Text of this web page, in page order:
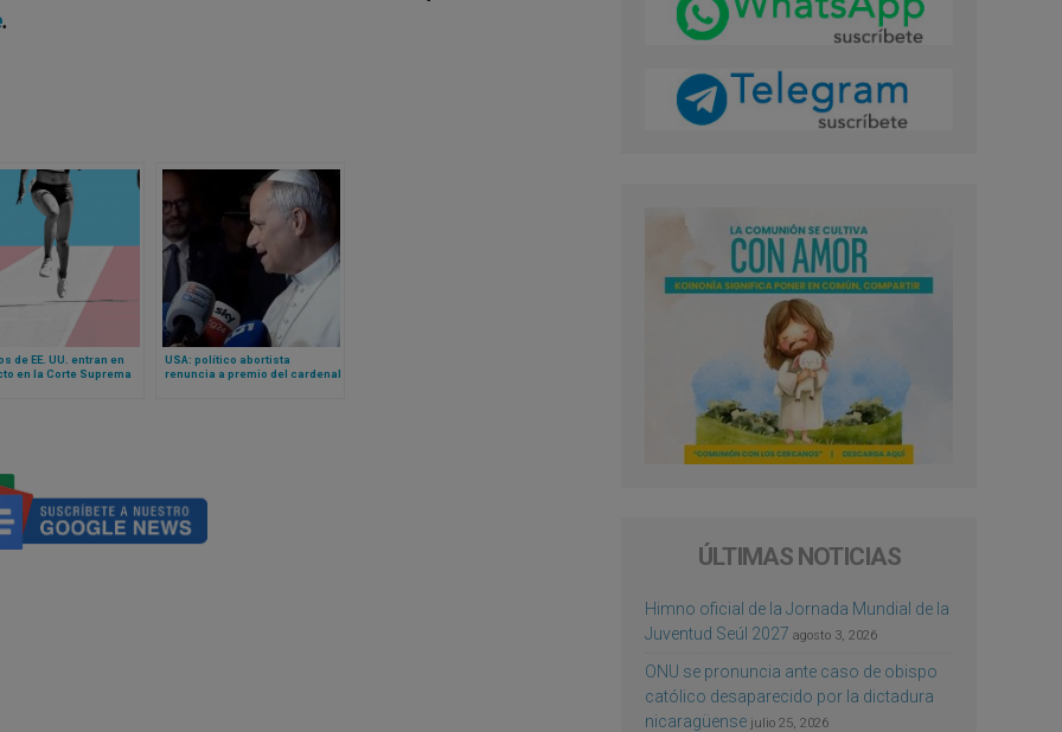
.
de EE. UU. entran en
en la Corte Suprema
USA: político abortista
renuncia a premio del cardenal
ÚLTIMAS NOTICIAS
Himno oficial de la Jornada Mundial de la
Juventud Seúl 2027 agosto 3, 2026
ONU se pronuncia ante caso de obispo
católico desaparecido por la dictadura
nicaragüense julio 25, 2026